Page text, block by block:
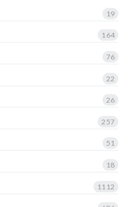
19
164
76
22
26
257
51
18
1112